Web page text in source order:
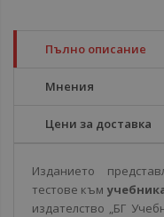
Пълно описание
Мнения
Цени за доставка
Изданието
тестове към
издателство „БГ